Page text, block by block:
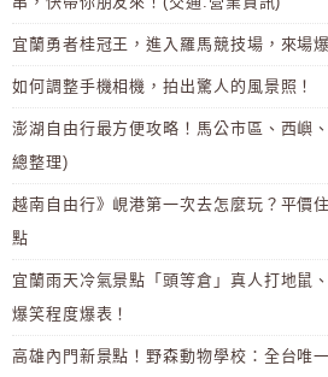
宜蘭勇者桂冠王，進入羅馬競技場，來場
如何調整手機相機，拍出驚人的風景照！
澎湖自由行最方便攻略！馬公市區、西嶼
總整理)
越南自由行》峴港第一次去怎麼玩？平價
點
宜蘭雨天冷氣景點「頭等倉」真人打地鼠
爆笑程度爆表！
高雄內門新景點！野森動物學校：全台唯